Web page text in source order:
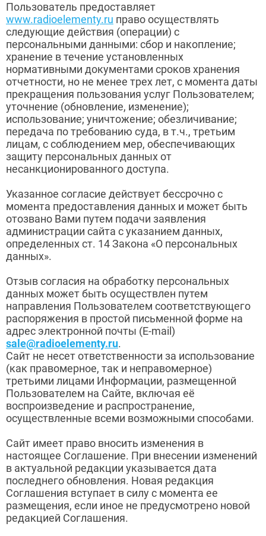
Пользователь предоставляет
www.radioelementy.ru право осуществлять
следующие действия (операции) с
персональными данными: сбор и накопление;
хранение в течение установленных
нормативными документами сроков хранения
отчетности, но не менее трех лет, с момента даты
прекращения пользования услуг Пользователем;
уточнение (обновление, изменение);
использование; уничтожение; обезличивание;
передача по требованию суда, в т.ч., третьим
лицам, с соблюдением мер, обеспечивающих
защиту персональных данных от
несанкционированного доступа.
Указанное согласие действует бессрочно с
момента предоставления данных и может быть
отозвано Вами путем подачи заявления
администрации сайта с указанием данных,
определенных ст. 14 Закона «О персональных
данных».
Отзыв согласия на обработку персональных
данных может быть осуществлен путем
направления Пользователем соответствующего
распоряжения в простой письменной форме на
адрес электронной почты (E-mail)
sale@radioelementy.ru.
Сайт не несет ответственности за использование
(как правомерное, так и неправомерное)
третьими лицами Информации, размещенной
Пользователем на Сайте, включая её
воспроизведение и распространение,
осуществленные всеми возможными способами.
Сайт имеет право вносить изменения в
настоящее Соглашение. При внесении изменений
в актуальной редакции указывается дата
последнего обновления. Новая редакция
Соглашения вступает в силу с момента ее
размещения, если иное не предусмотрено новой
редакцией Соглашения.